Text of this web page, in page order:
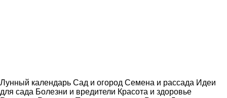
Лунный календарь Сад и огород Семена и рассада Идеи
для сада Болезни и вредители Красота и здоровье